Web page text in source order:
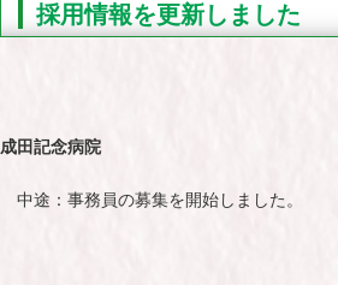
採用情報を更新しました
成田記念病院
中途：事務員の募集を開始しました。